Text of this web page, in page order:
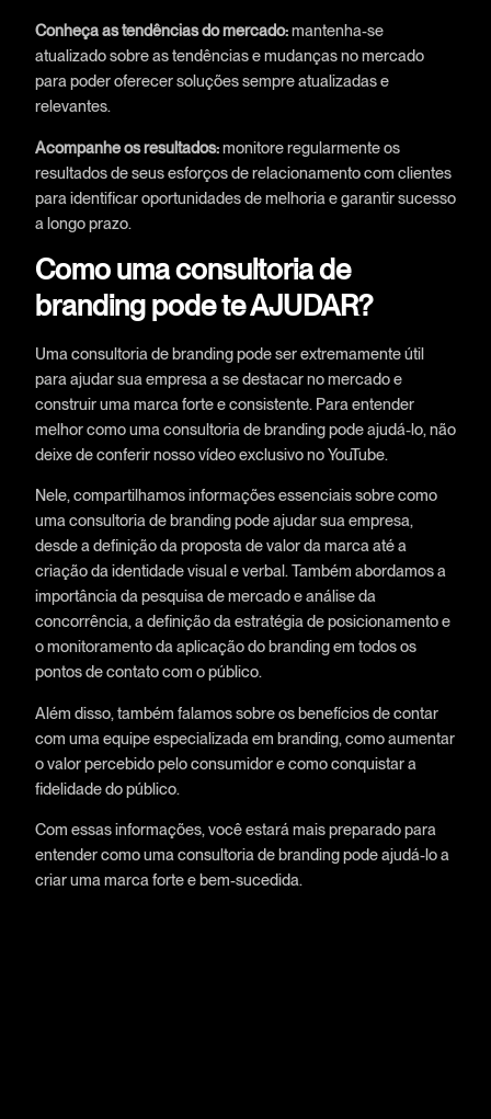
Conheça as tendências do mercado:mantenha-se
atualizado sobre as tendências e mudanças no mercado
para poder oferecer soluções sempre atualizadas e
relevantes.
Acompanhe os resultados:monitore regularmente os
resultados de seus esforços de relacionamento com clientes
para identificar oportunidades de melhoria e garantir sucesso
a longo prazo.
Como uma consultoria de
branding pode te AJUDAR?
Uma consultoria de branding pode ser extremamente útil
para ajudar sua empresa a se destacar no mercado e
construir uma marca forte e consistente. Para entender
melhor como uma consultoria de branding pode ajudá-lo, não
deixe de conferir nosso vídeo exclusivo no YouTube.
Nele, compartilhamos informações essenciais sobre como
uma consultoria de branding pode ajudar sua empresa,
desde a definição da proposta de valor da marca até a
criação da identidade visual e verbal. Também abordamos a
importância da pesquisa de mercado e análise da
concorrência, a definição da estratégia de posicionamento e
o monitoramento da aplicação do branding em todos os
pontos de contato com o público.
Além disso, também falamos sobre os benefícios de contar
com uma equipe especializada em branding, como aumentar
o valor percebido pelo consumidor e como conquistar a
fidelidade do público.
Com essas informações, você estará mais preparado para
entender como uma consultoria de branding pode ajudá-lo a
criar uma marca forte e bem-sucedida.